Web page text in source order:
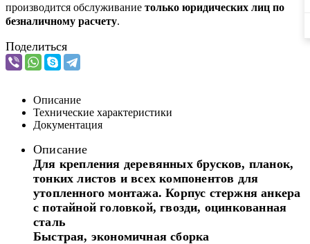
производится обслуживание только юридических лиц по
безналичному расчету.
Поделиться
Описание
Технические характеристики
Документация
Описание
Для крепления деревянных брусков, планок,
тонких листов и всех компонентов для
утопленного монтажа. Корпус стержня анкера
с потайной головкой, гвозди, оцинкованная
сталь
Быстрая, экономичная сборка